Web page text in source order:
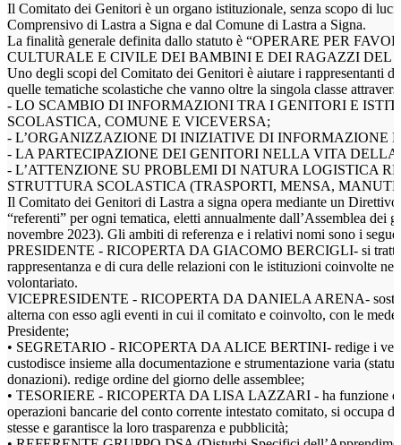
Il Comitato dei Genitori è un organo istituzionale, senza scopo di
Comprensivo di Lastra a Signa e dal Comune di Lastra a Signa.
La finalità generale definita dallo statuto è “OPERARE PER
CULTURALE E CIVILE DEI BAMBINI E DEI RAGAZZI DEL
Uno degli scopi del Comitato dei Genitori è aiutare i rappresentanti di
quelle tematiche scolastiche che vanno oltre la singola classe
- LO SCAMBIO DI INFORMAZIONI TRA I GENITORI E
SCOLASTICA, COMUNE E VICEVERSA;
- L’ORGANIZZAZIONE DI INIZIATIVE DI INFORMAZIONE
- LA PARTECIPAZIONE DEI GENITORI NELLA VITA DELLA
- L’ATTENZIONE SU PROBLEMI DI NATURA LOGISTICA
STRUTTURA SCOLASTICA (TRASPORTI, MENSA,
Il Comitato dei Genitori di Lastra a signa opera mediante un
“referenti” per ogni tematica, eletti annualmente dall’Assemblea dei
novembre 2023). Gli ambiti di referenza e i relativi nomi sono i
PRESIDENTE - RICOPERTA DA GIACOMO BERCIGLI- si
rappresentanza e di cura delle relazioni con le istituzioni coinvolte
volontariato.
VICEPRESIDENTE - RICOPERTA DA DANIELA ARENA-
alterna con esso agli eventi in cui il comitato e coinvolto, con le
Presidente;
• SEGRETARIO - RICOPERTA DA ALICE BERTINI- redige i
custodisce insieme alla documentazione e strumentazione varia
donazioni). redige ordine del giorno delle assemblee;
• TESORIERE - RICOPERTA DA LISA LAZZARI - ha funzione di
operazioni bancarie del conto corrente intestato comitato, si occupa
stesse e garantisce la loro trasparenza e pubblicità;